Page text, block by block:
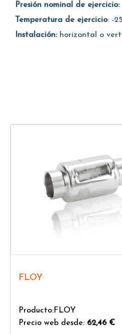
Presión nominal de ejercicio:
Temperatura de ejercicio: -
Instalación: horizontal o
FLOY
Producto:FLOY
Precio web desde: 62,46 €